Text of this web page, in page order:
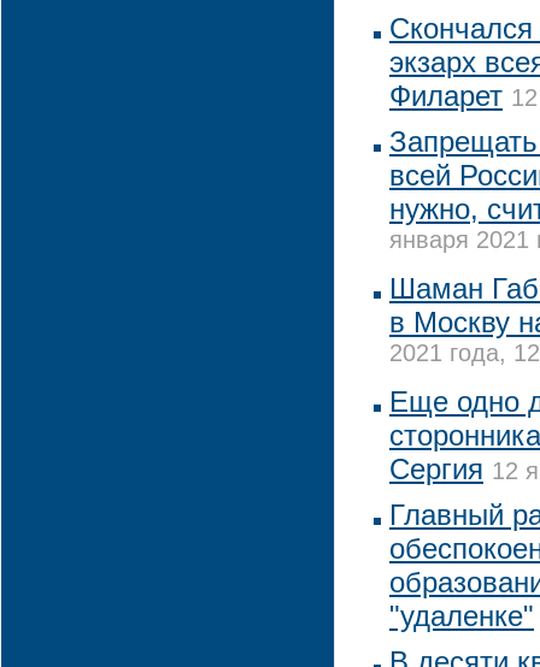
экзарх
Филарет
всей
нужно,
января 2021
Шаман
в Москву
2021 года,
Еще одно
Сергия 12
Главный
"удаленке"